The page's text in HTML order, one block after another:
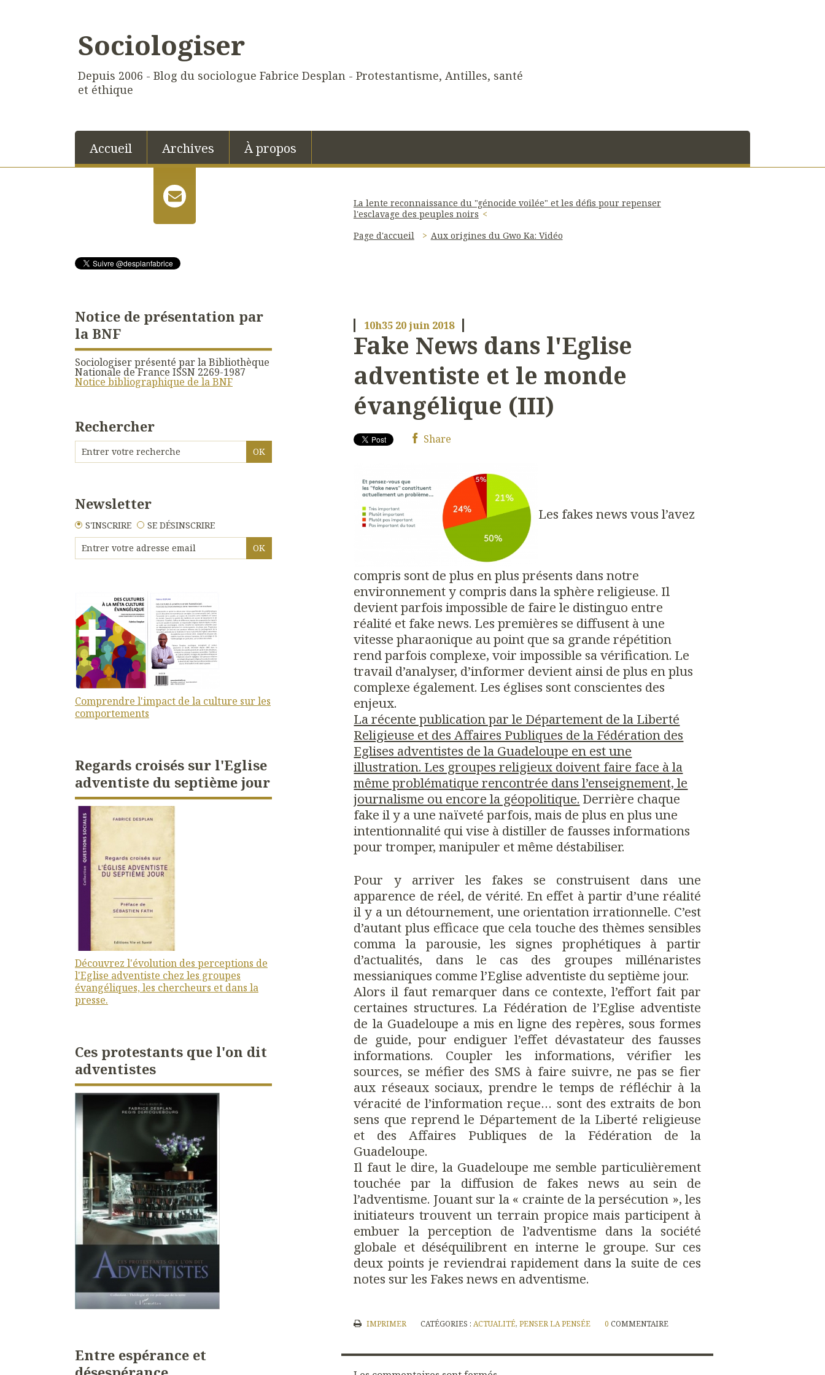
Sociologiser
Depuis 2006 - Blog du sociologue Fabrice Desplan - Protestantisme, Antilles, santé
et éthique
Accueil Archives À propos
Notice de présentation par
la BNF
Sociologiser présenté par la Bibliothèque
Nationale de France ISSN 2269-1987
Notice bibliographique de la BNF
Rechercher
Newsletter
S'INSCRIRE SE DÉSINSCRIRE
Comprendre l'impact de la culture sur les
comportements
Regards croisés sur l'Eglise
adventiste du septième jour
Découvrez l'évolution des perceptions de
l'Eglise adventiste chez les groupes
évangéliques, les chercheurs et dans la
presse.
Ces protestants que l'on dit
adventistes
Entre espérance et
La lente reconnaissance du "génocide voilée" et les défis pour repenser
l'esclavage des peuples noirs
Page d'accueil
Aux origines du Gwo Ka: Vidéo
10h35 20juin 2018
Fake News dans l'Eglise
adventiste et le monde
évangélique (III)
Share
Les fakes news vous l’avez
compris sont de plus en plus présents dans notre
environnement y compris dans la sphère religieuse. Il
devient parfois impossible de faire le distinguo entre
réalité et fake news. Les premières se diffusent à une
vitesse pharaonique au point que sa grande répétition
rend parfois complexe, voir impossible sa vérification. Le
travail d’analyser, d’informer devient ainsi de plus en plus
complexe également. Les églises sont conscientes des
enjeux.
La récente publication par le Département de la Liberté
Religieuse et des Affaires Publiques de la Fédération des
Eglises adventistes de la Guadeloupe en est une
illustration. Les groupes religieux doivent faire face à la
même problématique rencontrée dans l’enseignement, le
journalisme ou encore la géopolitique. Derrière chaque
fake il y a une naïveté parfois, mais de plus en plus une
intentionnalité qui vise à distiller de fausses informations
pour tromper, manipuler et même déstabiliser.
Pour y arriver les fakes se construisent dans une
apparence de réel, de vérité. En effet à partir d’une réalité
il y a un détournement, une orientation irrationnelle. C’est
d’autant plus efficace que cela touche des thèmes sensibles
comma la parousie, les signes prophétiques à partir
d’actualités, dans le cas des groupes millénaristes
messianiques comme l’Eglise adventiste du septième jour.
Alors il faut remarquer dans ce contexte, l’effort fait par
certaines structures. La Fédération de l’Eglise adventiste
de la Guadeloupe a mis en ligne des repères, sous formes
de guide, pour endiguer l’effet dévastateur des fausses
informations. Coupler les informations, vérifier les
sources, se méfier des SMS à faire suivre, ne pas se fier
aux réseaux sociaux, prendre le temps de réfléchir à la
véracité de l’information reçue… sont des extraits de bon
sens que reprend le Département de la Liberté religieuse
et des Affaires Publiques de la Fédération de la
Guadeloupe.
Il faut le dire, la Guadeloupe me semble particulièrement
touchée par la diffusion de fakes news au sein de
l’adventisme. Jouant sur la « crainte de la persécution », les
initiateurs trouvent un terrain propice mais participent à
embuer la perception de l’adventisme dans la société
globale et déséquilibrent en interne le groupe. Sur ces
deux points je reviendrai rapidement dans la suite de ces
notes sur les Fakes news en adventisme.
IMPRIMER CATÉGORIES : ACTUALITÉ, PENSER LA PENSÉE 0 COMMENTAIRE